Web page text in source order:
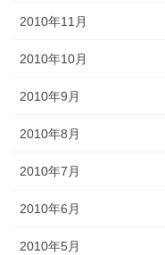
2010年11月
2010年10月
2010年9月
2010年8月
2010年7月
2010年6月
2010年5月